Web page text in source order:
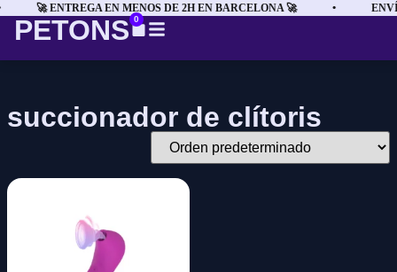
🚀 ENTREGA EN MENOS DE 2H EN BARCELONA 🚀 •
PETONS 0
succionador de clítoris